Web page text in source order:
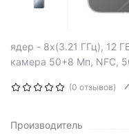
ядер - 8x(3.21 ГГц), 12
камера 50+8 Мп, NFC,
(0 отзывов)
Производитель